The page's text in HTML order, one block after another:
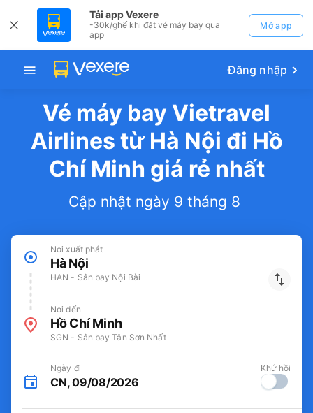
Tải app Vexere
-30k/ghế khi đặt vé máy bay qua
app
Mở app
Đăng nhập
Vé máy bay Vietravel
Airlines từ Hà Nội đi Hồ
Chí Minh giá rẻ nhất
Cập nhật ngày 9 tháng 8
Nơi xuất phát
Hà Nội
HAN - Sân bay Nội Bài
Nơi đến
Hồ Chí Minh
SGN - Sân bay Tân Sơn Nhất
Ngày đi
CN, 09/08/2026
Khứ hồi